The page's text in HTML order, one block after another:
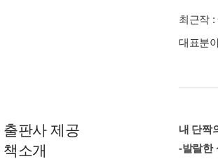
최근작 :
대표분
출판사 제공
책소개
내 단짝
-발랄한